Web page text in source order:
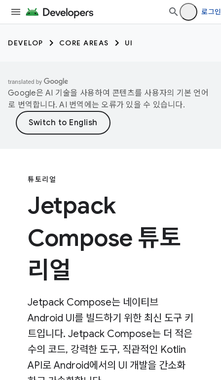
로그인
DEVELOP CORE AREAS UI
Google은 AI 기술을 사용하여 콘텐츠를 사용자의 기본 언어
로 번역합니다. AI 번역에는 오류가 있을 수 있습니다.
튜토리얼
Jetpack
Compose 튜토
리얼
Jetpack Compose는 네이티브
Android UI를 빌드하기 위한 최신 도구 키
트입니다. Jetpack Compose는 더 적은
수의 코드, 강력한 도구, 직관적인 Kotlin
API로 Android에서의 UI 개발을 간소화